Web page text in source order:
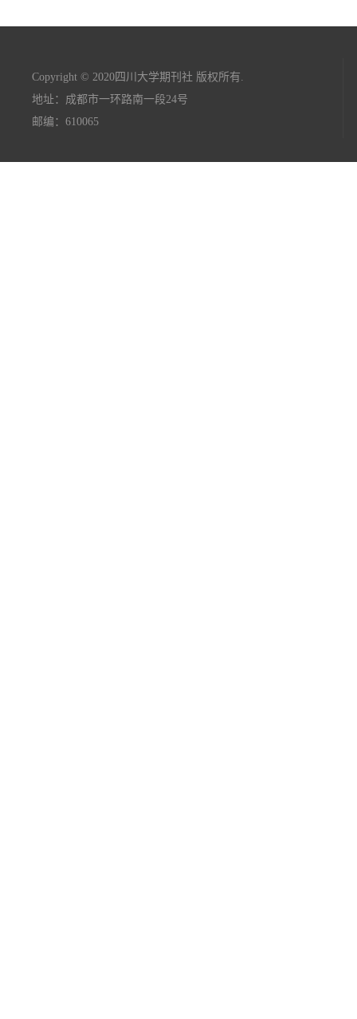
Copyright © 2020四川大学期刊社 版权所有.
地址：成都市一环路南一段24号
邮编：610065